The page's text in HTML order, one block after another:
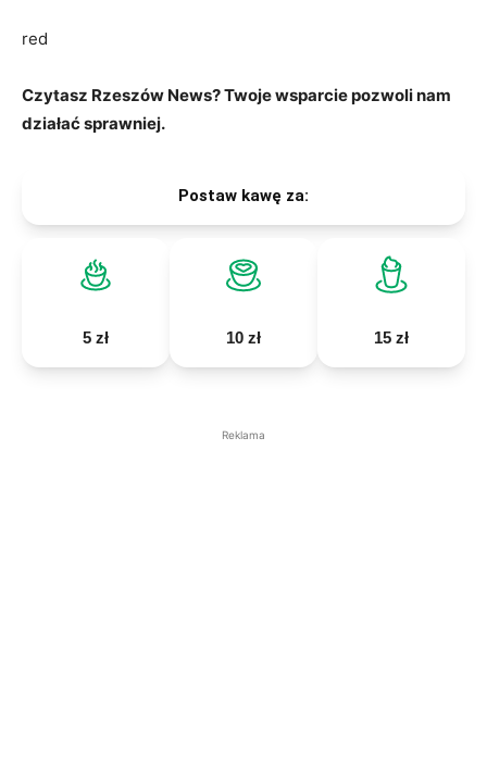
red
Czytasz Rzeszów News? Twoje wsparcie pozwoli nam
działać sprawniej.
Postaw kawę za:
5 zł 10 zł 15 zł
Reklama